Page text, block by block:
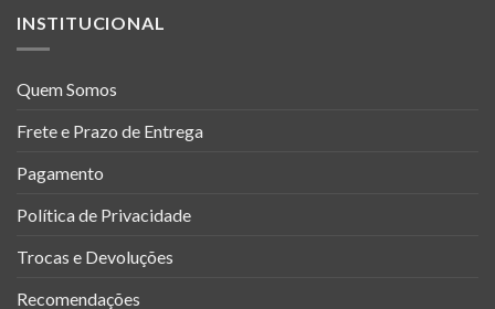
INSTITUCIONAL
Quem Somos
Frete e Prazo de Entrega
Pagamento
Política de Privacidade
Trocas e Devoluções
Recomendações